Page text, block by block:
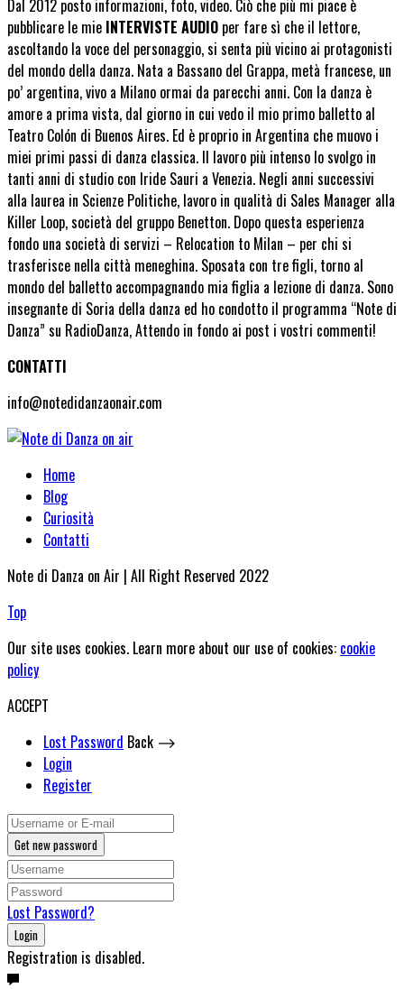
Dal 2012 posto informazioni, foto, video. Ciò che più mi piace è
pubblicare le mie INTERVISTE AUDIO per fare sì che il lettore,
ascoltando la voce del personaggio, si senta più vicino ai protagonisti
del mondo della danza. Nata a Bassano del Grappa, metà francese, un
po’ argentina, vivo a Milano ormai da parecchi anni. Con la danza è
amore a prima vista, dal giorno in cui vedo il mio primo balletto al
Teatro Colón di Buenos Aires. Ed è proprio in Argentina che muovo i
miei primi passi di danza classica. Il lavoro più intenso lo svolgo in
tanti anni di studio con Iride Sauri a Venezia. Negli anni successivi
alla laurea in Scienze Politiche, lavoro in qualità di Sales Manager alla
Killer Loop, società del gruppo Benetton. Dopo questa esperienza
fondo una società di servizi – Relocation to Milan – per chi si
trasferisce nella città meneghina. Sposata con tre figli, torno al
mondo del balletto accompagnando mia figlia a lezione di danza. Sono
insegnante di Soria della danza ed ho condotto il programma “Note di
Danza” su RadioDanza, Attendo in fondo ai post i vostri commenti!
CONTATTI
info@notedidanzaonair.com
Home
Blog
Curiosità
Contatti
Note di Danza on Air | All Right Reserved 2022
Top
Our site uses cookies. Learn more about our use of cookies: cookie
policy
ACCEPT
Lost Password Back ⟶
Login
Register
Get new password
Lost Password?
Login
Registration is disabled.